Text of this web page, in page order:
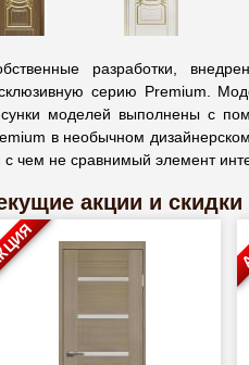
разработки,
серию Premium.
моделей выполнены с
в необычном
с чем не сравнимый элемент
акции и скидки